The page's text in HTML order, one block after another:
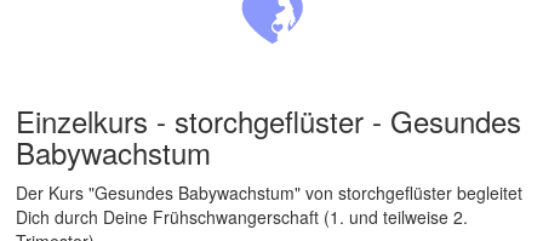
Einzelkurs - storchgeflüster - Gesundes
Babywachstum
Der Kurs "Gesundes Babywachstum" von storchgeflüster begleitet
Dich durch Deine Frühschwangerschaft (1. und teilweise 2.